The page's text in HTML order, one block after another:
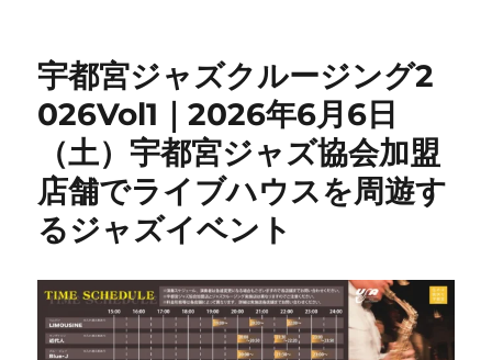
宇都宮ジャズクルージング2
026Vol1｜2026年6月6日
（土）宇都宮ジャズ協会加盟
店舗でライブハウスを周遊す
るジャズイベント